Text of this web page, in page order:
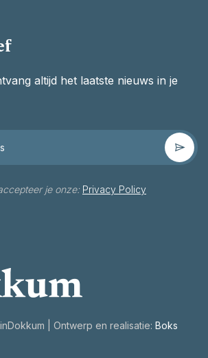
altijd het laatste nieuws in je
je onze: Privacy Policy
| Ontwerp en realisatie: Boks